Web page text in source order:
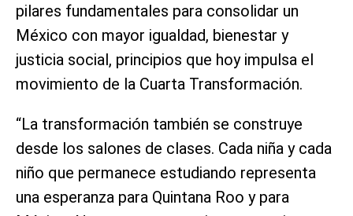
pilares fundamentales para consolidar un
México con mayor igualdad, bienestar y
justicia social, principios que hoy impulsa el
movimiento de la Cuarta Transformación.
“La transformación también se construye
desde los salones de clases. Cada niña y cada
niño que permanece estudiando representa
una esperanza para Quintana Roo y para